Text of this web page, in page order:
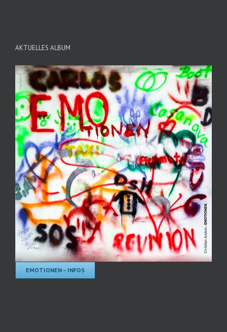
AKTUELLES ALBUM
EMOTIONEN – INFOS